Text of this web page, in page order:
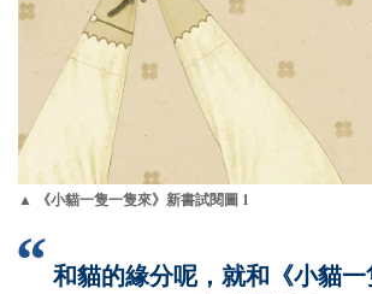
▲ 《小貓一隻一隻來》新書試閱圖 1
和貓的緣分呢，就和《小貓一